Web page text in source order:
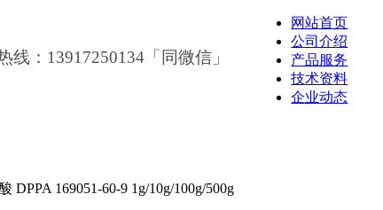
线：13917250134「同微信」
网站首页
公司介绍
产品服务
技术资料
企业动态
DPPA 169051-60-9 1g/10g/100g/500g